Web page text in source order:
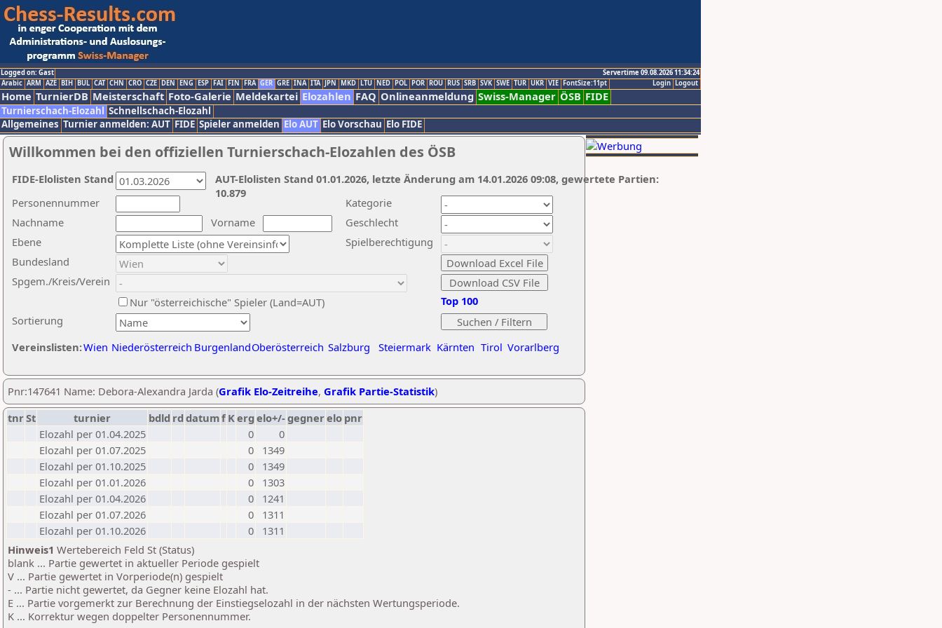
Logged on: Gast
Servertime 09.08.2026 11:34:24
Logout
Login
Arabic ARM AZE BIH BUL CAT CHN CRO CZE DEN ENG ESP FAI FIN FRA GER GRE INA ITA JPN MKD LTU NED POL POR ROU RUS SRB SVK SWE TUR UKR VIE FontSize:11pt
Home TurnierDB Meisterschaft Foto-Galerie Meldekartei Elozahlen FAQ Onlineanmeldung Swiss-Manager ÖSB FIDE
Turnierschach-Elozahl Schnellschach-Elozahl
Allgemeines Turnier anmelden: AUT FIDE Spieler anmelden Elo AUT Elo Vorschau Elo FIDE
Willkommen bei den offiziellen Turnierschach-Elozahlen des ÖSB
Nachname
Vorname
Ebene
Kategorie
Sortierung
Personennummer
Bundesland
Spgem./Kreis/Verein
Geschlecht
Nur "österreichische" Spieler (Land=AUT)
Spielberechtigung
Vereinslisten:Wien Niederösterreich BurgenlandOberösterreich Salzburg Steiermark Kärnten Tirol Vorarlberg
Top 100
AUT-Elolisten Stand 01.01.2026, letzte Änderung am 14.01.2026 09:08, gewertete Partien:
10.879
FIDE-Elolisten Stand
Pnr:147641 Name: Debora-Alexandra Jarda (Grafik Elo-Zeitreihe, Grafik Partie-Statistik)
tnrSt turnier bdld rd datumf Kerg elo+/-gegnerelo pnr
Elozahl per 01.04.2025
0
0
Elozahl per 01.07.2025
0
1349
Elozahl per 01.10.2025
0
1349
Elozahl per 01.01.2026
0
1303
Elozahl per 01.04.2026
0
1241
Elozahl per 01.07.2026
0
1311
Elozahl per 01.10.2026
0
1311
Hinweis1 Wertebereich Feld St (Status)
blank ... Partie gewertet in aktueller Periode gespielt
V ... Partie gewertet in Vorperiode(n) gespielt
- ... Partie nicht gewertet, da Gegner keine Elozahl hat.
E ... Partie vorgemerkt zur Berechnung der Einstiegselozahl in der nächsten Wertungsperiode.
K ... Korrektur wegen doppelter Personennummer.